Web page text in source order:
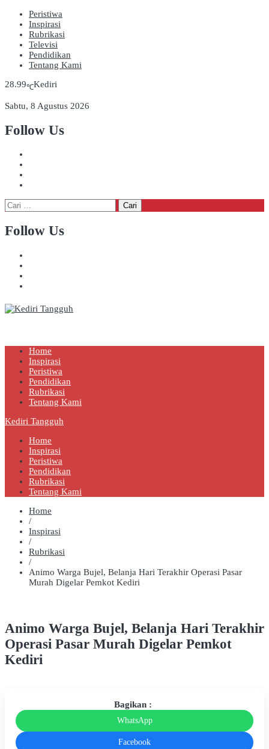
Peristiwa
Inspirasi
Rubrikasi
Televisi
Pendidikan
Tentang Kami
28.99℃Kediri
Sabtu, 8 Agustus 2026
Follow Us
Cari
untuk:
Follow Us
Home
Inspirasi
Peristiwa
Pendidikan
Rubrikasi
Tentang Kami
Kediri Tangguh
Home
Inspirasi
Peristiwa
Pendidikan
Rubrikasi
Tentang Kami
Home
/
Inspirasi
/
Rubrikasi
/
Animo Warga Bujel, Belanja Hari Terakhir Operasi Pasar
Murah Digelar Pemkot Kediri
Animo Warga Bujel, Belanja Hari Terakhir
Operasi Pasar Murah Digelar Pemkot
Kediri
Bagikan :
WhatsApp
Facebook